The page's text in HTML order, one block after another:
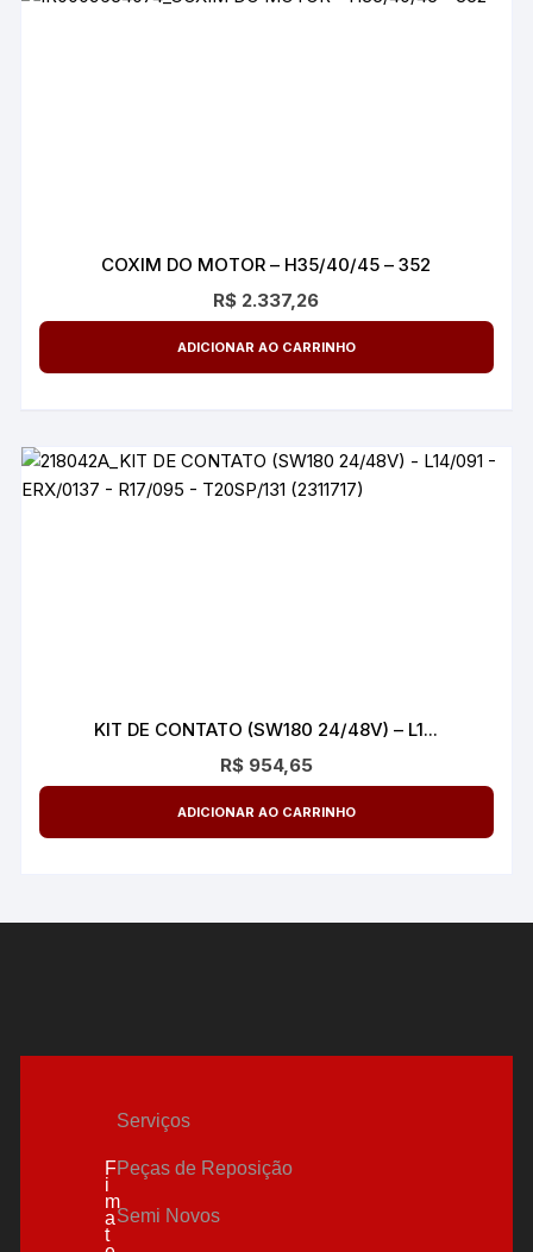
COXIM DO MOTOR – H35/40/45 – 352
R$ 2.337,26
ADICIONAR AO CARRINHO
KIT DE CONTATO (SW180 24/48V) – L1...
R$954,65
ADICIONAR AO CARRINHO
F
i
m
a
t
Serviços
Peças de Reposição
Semi Novos